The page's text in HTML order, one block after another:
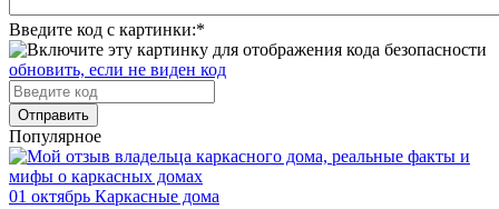
Введите код с картинки:*
обновить, если не виден код
Отправить
Популярное
01 октябрь Каркасные дома